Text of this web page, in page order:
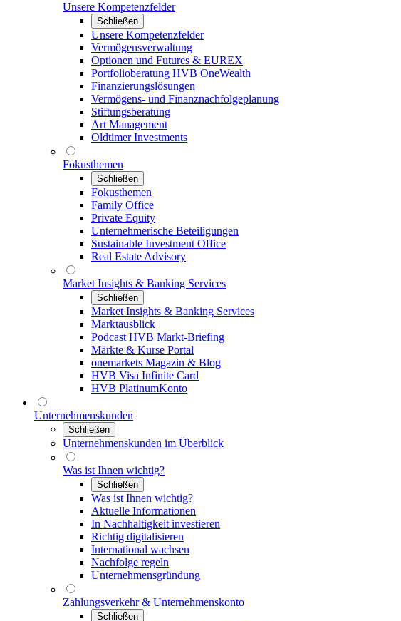
Unsere Kompetenzfelder
Schließen
Unsere Kompetenzfelder
Vermögensverwaltung
Optionen und Futures & EUREX
Portfolioberatung HVB OneWealth
Finanzierungslösungen
Vermögens- und Finanznachfolgeplanung
Stiftungsberatung
Art Management
Oldtimer Investments
Fokusthemen
Schließen
Fokusthemen
Family Office
Private Equity
Unternehmerische Beteiligungen
Sustainable Investment Office
Real Estate Advisory
Market Insights & Banking Services
Schließen
Market Insights & Banking Services
Marktausblick
Podcast HVB Markt-Briefing
Märkte & Kurse Portal
onemarkets Magazin & Blog
HVB Visa Infinite Card
HVB PlatinumKonto
Unternehmenskunden
Schließen
Unternehmenskunden im Überblick
Was ist Ihnen wichtig?
Schließen
Was ist Ihnen wichtig?
Aktuelle Informationen
In Nachhaltigkeit investieren
Richtig digitalisieren
International wachsen
Nachfolge regeln
Unternehmensgründung
Zahlungsverkehr & Unternehmenskonto
Schließen